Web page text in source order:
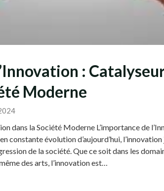
:
Moderne
dans la Société Moderne L’importance de
constante évolution d’aujourd’hui,
de la société. Que ce soit dans les
des arts, l’innovation est…